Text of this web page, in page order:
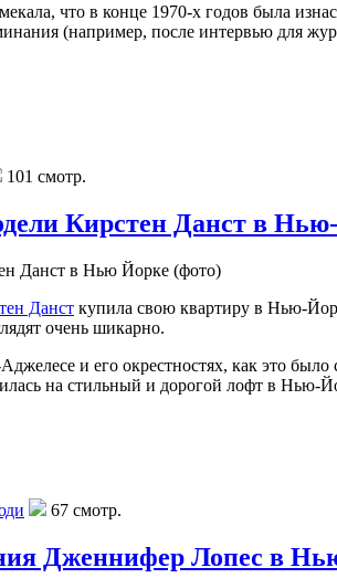
что в конце 1970-х годов была
(например, после интервью для
101 смотр.
Кирстен Данст в
Данст купила свою квартиру в Нью-
очень шикарно.
и его окрестностях, как это было
на стильный и дорогой лофт в Нью-
67 смотр.
Дженнифер Лопес в